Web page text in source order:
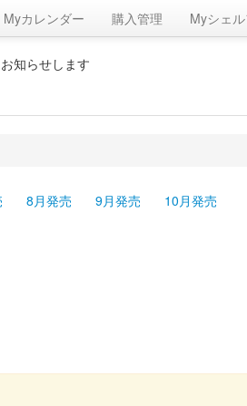
Myカレンダー 購入管理 Myシェル
知らせします
8月発売 9月発売 10月発売